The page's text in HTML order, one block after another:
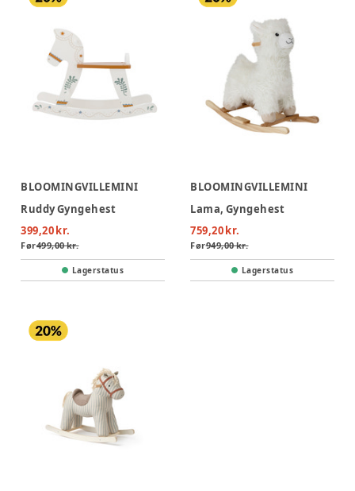
BLOOMINGVILLEMINI
Ruddy Gyngehest
399,20 kr.
Før499,00 kr.
Lagerstatus
BLOOMINGVILLEMINI
Lama, Gyngehest
759,20 kr.
Før949,00 kr.
Lagerstatus